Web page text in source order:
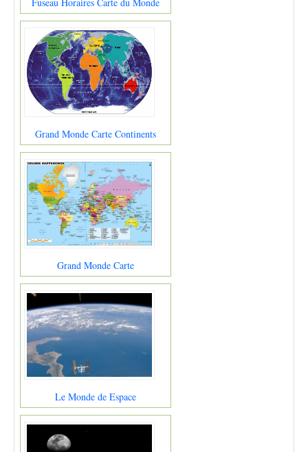
Grand Monde Carte Continents
Grand Monde Carte
Le Monde de Espace